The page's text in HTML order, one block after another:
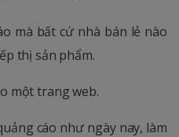
mà bất cứ nhà bán lẻ nào
thị sản phẩm.
một trang web.
cáo như ngày nay, làm